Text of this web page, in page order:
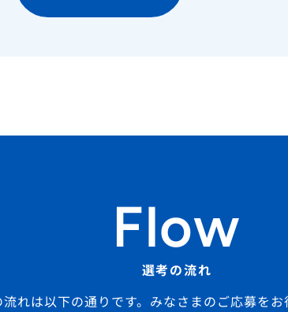
Flow
選考の流れ
れは以下の通りです。みなさまのご応募をお